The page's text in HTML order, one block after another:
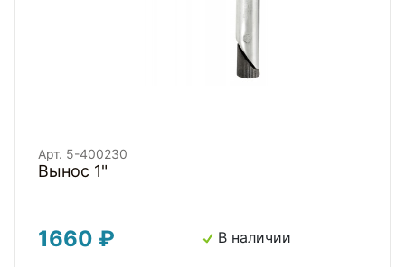
Арт. 5-400230
Вынос 1"
1660 ₽ В наличии